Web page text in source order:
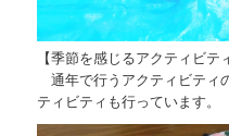
【季節を感じるアクティビテ
通年で行うアクティビティ
ティビティも行っています。